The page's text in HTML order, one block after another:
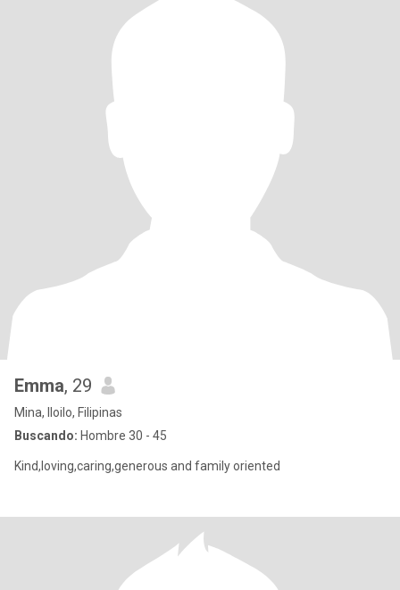
Emma, 29
Mina, Iloilo, Filipinas
Buscando: Hombre 30 - 45
Kind,loving,caring,generous and family oriented